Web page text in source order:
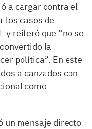
a cargar contra el
los casos de
y reiteró que “no se
la
política”. En este
alcanzados con
como
un mensaje directo